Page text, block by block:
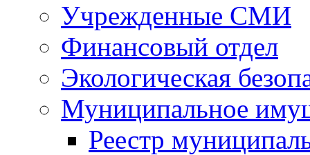
Учрежденные СМИ
Финансовый отдел
Экологическая
Муниципальное
Реестр